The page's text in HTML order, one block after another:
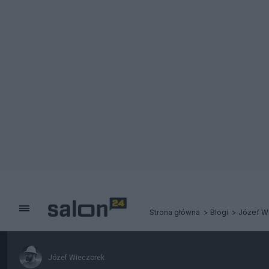
Strona główna Blogi Józef
Józef Wieczorek